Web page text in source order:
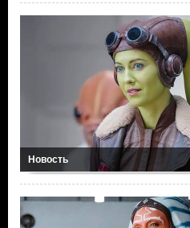
Новость